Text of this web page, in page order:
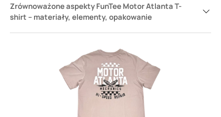
Zrównoważone aspekty FunTee Motor Atlanta T-
shirt – materiały, elementy, opakowanie